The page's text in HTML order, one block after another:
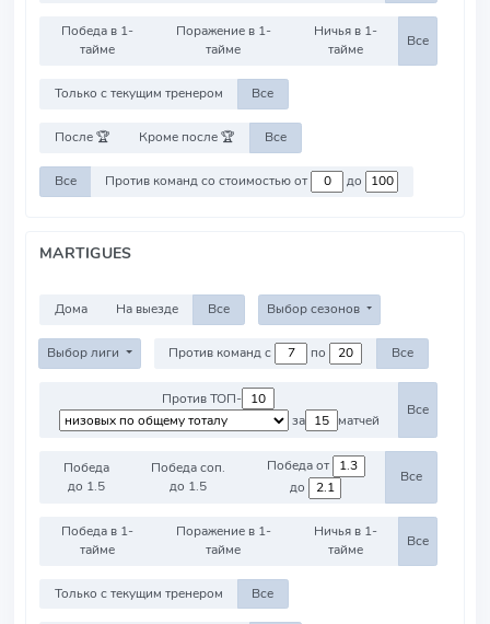
Победа в 1-
тайме
Поражение в 1-
тайме
Ничья в 1-
тайме
Все
Только с текущим тренером Все
После 🏆 Кроме после 🏆 Все
Все Против команд со стоимостью от до
MARTIGUES
Дома На выезде Все Выбор сезонов
Выбор лиги Против команд с по Все
Против ТОП-
за
матчей
Все
Победа
до 1.5
Победа соп.
до 1.5
Победа от
до
Все
Победа в 1-
тайме
Поражение в 1-
тайме
Ничья в 1-
тайме
Все
Только с текущим тренером Все